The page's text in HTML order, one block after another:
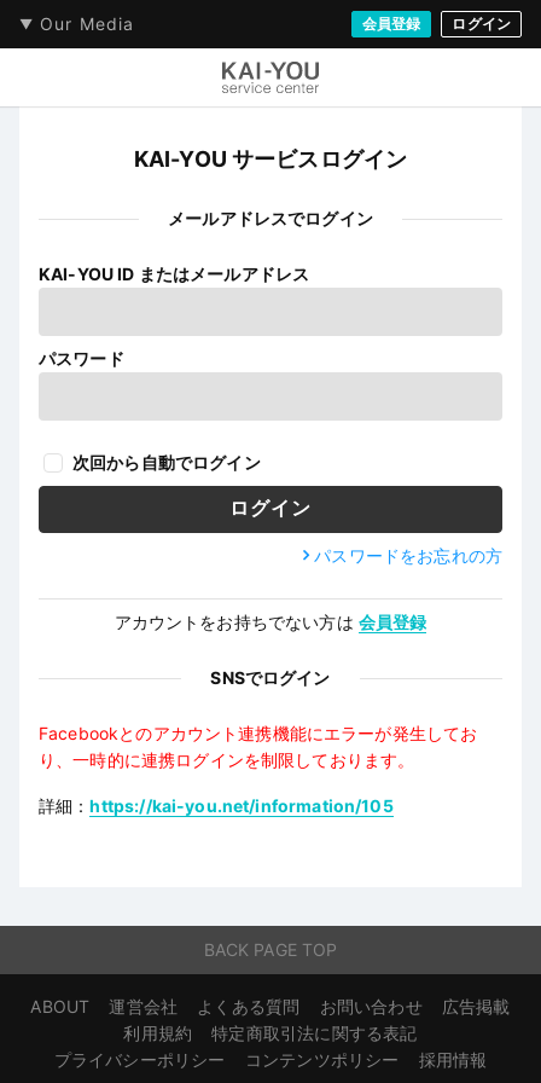
Our Media 会員登録 ログイン
KAI-YOU サービスログイン
メールアドレスでログイン
KAI-YOU ID またはメールアドレス
パスワード
次回から自動でログイン
パスワードをお忘れの方
アカウントをお持ちでない方は 会員登録
SNSでログイン
Facebookとのアカウント連携機能にエラーが発生してお
り、一時的に連携ログインを制限しております。
詳細：https://kai-you.net/information/105
BACK PAGE TOP
ABOUT 運営会社 よくある質問 お問い合わせ
広告掲載
利用規約
特定商取引法に関する表記
プライバシーポリシー
コンテンツポリシー 採用情報